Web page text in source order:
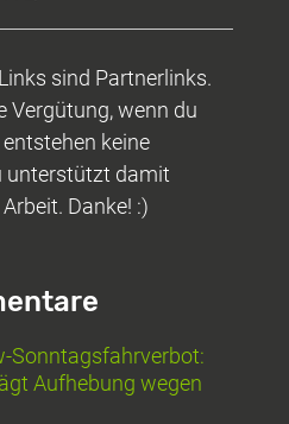
sind Partnerlinks.
Vergütung, wenn du
keine
unterstützt damit
Danke! :)
Sonntagsfahrverbot:
Aufhebung wegen